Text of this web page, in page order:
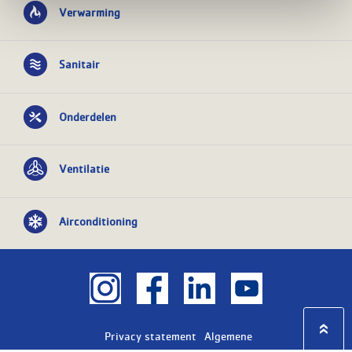
Verwarming
Sanitair
Onderdelen
Ventilatie
Airconditioning
Privacy statement Algemene